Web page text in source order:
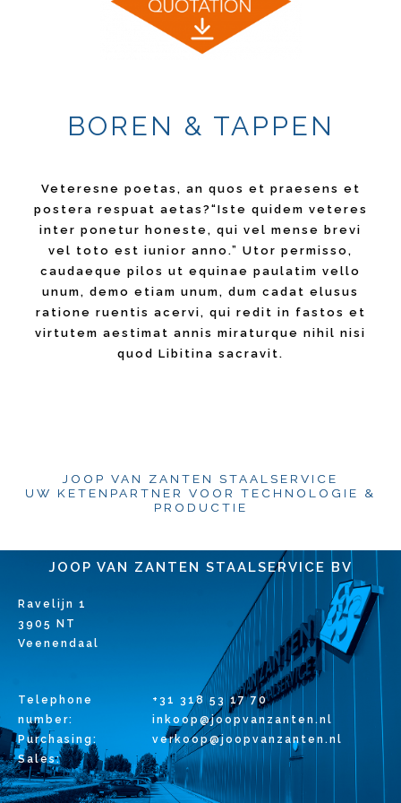
BOREN & TAPPEN
Veteresne poetas, an quos et praesens et
postera respuat aetas?“Iste quidem veteres
inter ponetur honeste, qui vel mense brevi
vel toto est iunior anno.” Utor permisso,
caudaeque pilos ut equinae paulatim vello
unum, demo etiam unum, dum cadat elusus
ratione ruentis acervi, qui redit in fastos et
virtutem aestimat annis miraturque nihil nisi
quod Libitina sacravit.
JOOP VAN ZANTEN STAALSERVICE
UW KETENPARTNER VOOR TECHNOLOGIE &
PRODUCTIE
JOOP VAN ZANTEN STAALSERVICE BV
Ravelijn 1
3905 NT
Veenendaal
Telephone
number:
Purchasing:
Sales:
+31 318 53 17 70
inkoop@joopvanzanten.nl
verkoop@joopvanzanten.nl